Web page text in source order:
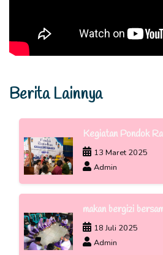
Berita Lainnya
Kegiatan Pondok
13 Maret 2025
Admin
makan bergizi
18 Juli 2025
Admin